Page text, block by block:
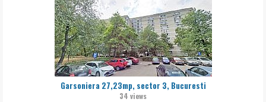
Garsoniera 27,23mp, sector 3, Bucuresti
34 views